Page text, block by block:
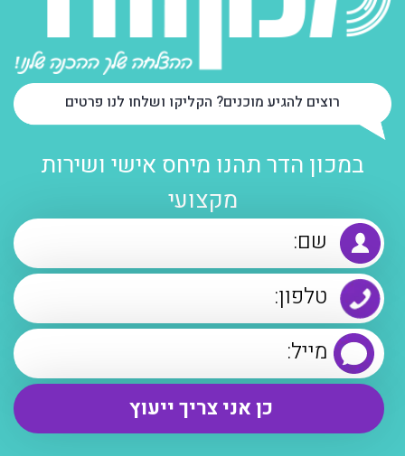
רוצים להגיע מוכנים? הקליקו ושלחו לנו פרטים
במכון הדר תהנו מיחס אישי ושירות
מקצועי